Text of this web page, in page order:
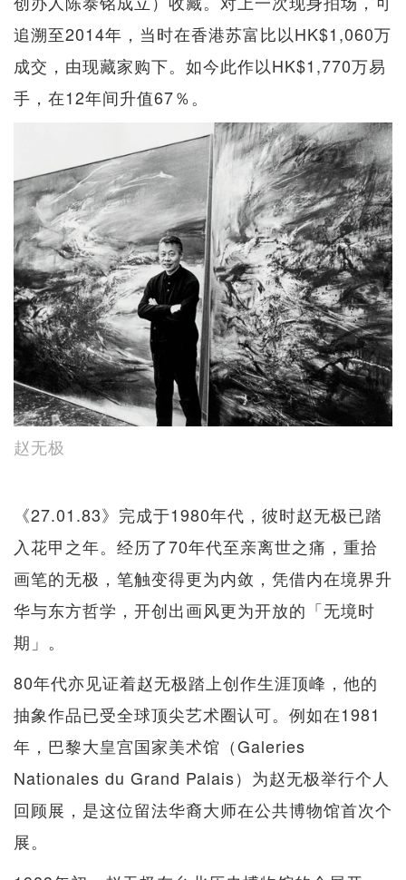
追溯至2014年，当时在香港苏富比以HK$1,060万
成交，由现藏家购下。如今此作以HK$1,770万易
手，在12年间升值67％。
赵无极
《27.01.83》完成于1980年代，彼时赵无极已踏
入花甲之年。经历了70年代至亲离世之痛，重拾
画笔的无极，笔触变得更为内敛，凭借内在境界升
华与东方哲学，开创出画风更为开放的「无境时
期」。
80年代亦见证着赵无极踏上创作生涯顶峰，他的
抽象作品已受全球顶尖艺术圈认可。例如在1981
年，巴黎大皇宫国家美术馆（Galeries
Nationales du Grand Palais）为赵无极举行个人
回顾展，是这位留法华裔大师在公共博物馆首次个
展。